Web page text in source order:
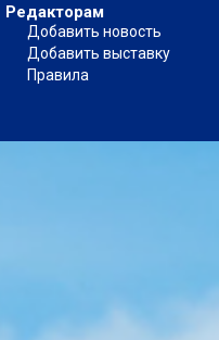
Редакторам
Добавить новость
Добавить выставку
Правила